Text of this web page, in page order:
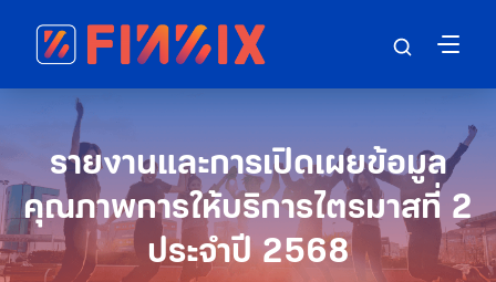
รายงานและการเปิดเผยข้อมูล
คุณภาพการให้บริการไตรมาสที่ 2
ประจำปี 2568